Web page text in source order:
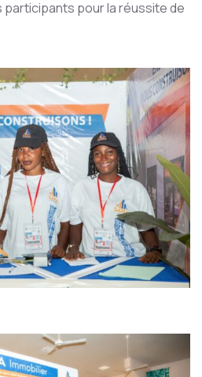
participants pour la réussite de